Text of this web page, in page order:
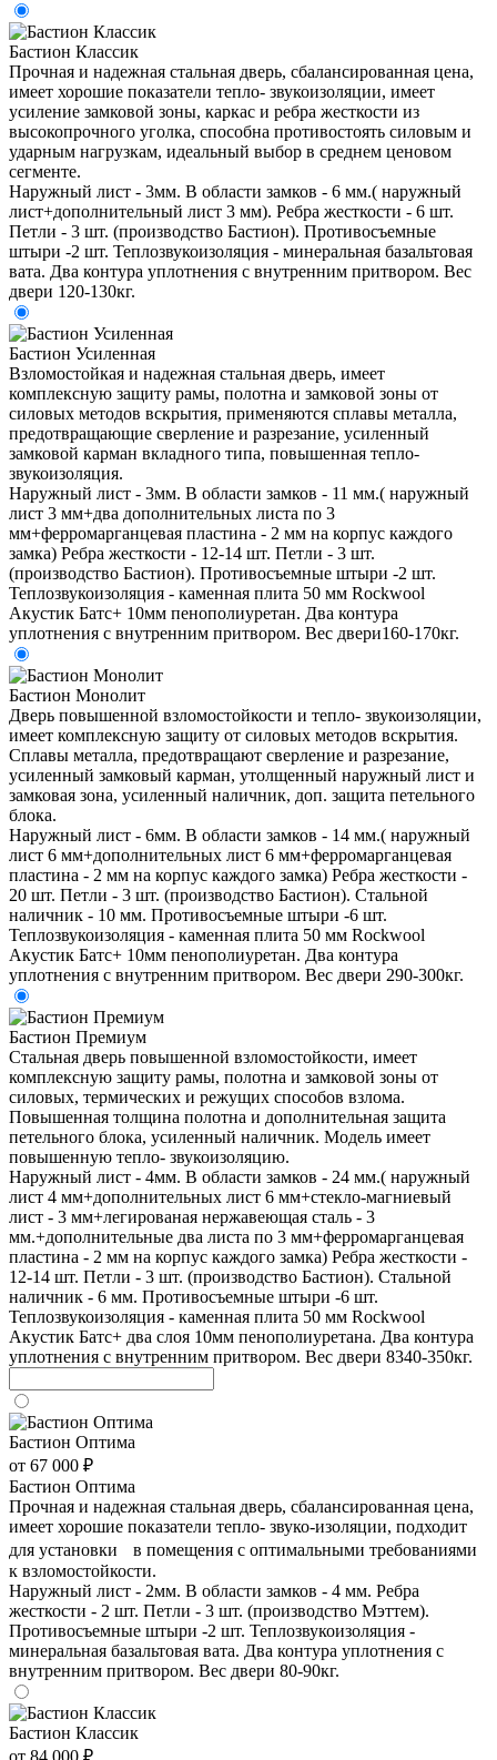
Бастион Классик
Прочная и надежная стальная дверь, сбалансированная цена,
имеет хорошие показатели тепло- звукоизоляции, имеет
усиление замковой зоны, каркас и ребра жесткости из
высокопрочного уголка, способна противостоять силовым и
ударным нагрузкам, идеальный выбор в среднем ценовом
сегменте.
Наружный лист - 3мм. В области замков - 6 мм.( наружный
лист+дополнительный лист 3 мм). Ребра жесткости - 6 шт.
Петли - 3 шт. (производство Бастион). Противосъемные
штыри -2 шт. Теплозвукоизоляция - минеральная базальтовая
вата. Два контура уплотнения с внутренним притвором. Вес
двери 120-130кг.
Бастион Усиленная
Взломостойкая и надежная стальная дверь, имеет
комплексную защиту рамы, полотна и замковой зоны от
силовых методов вскрытия, применяются сплавы металла,
предотвращающие сверление и разрезание, усиленный
замковой карман вкладного типа, повышенная тепло-
звукоизоляция.
Наружный лист - 3мм. В области замков - 11 мм.( наружный
лист 3 мм+два дополнительных листа по 3
мм+ферромарганцевая пластина - 2 мм на корпус каждого
замка) Ребра жесткости - 12-14 шт. Петли - 3 шт.
(производство Бастион). Противосъемные штыри -2 шт.
Теплозвукоизоляция - каменная плита 50 мм Rockwool
Акустик Батс+ 10мм пенополиуретан. Два контура
уплотнения с внутренним притвором. Вес двери160-170кг.
Бастион Монолит
Дверь повышенной взломостойкости и тепло- звукоизоляции,
имеет комплексную защиту от силовых методов вскрытия.
Сплавы металла, предотвращают сверление и разрезание,
усиленный замковый карман, утолщенный наружный лист и
замковая зона, усиленный наличник, доп. защита петельного
блока.
Наружный лист - 6мм. В области замков - 14 мм.( наружный
лист 6 мм+дополнительных лист 6 мм+ферромарганцевая
пластина - 2 мм на корпус каждого замка) Ребра жесткости -
20 шт. Петли - 3 шт. (производство Бастион). Стальной
наличник - 10 мм. Противосъемные штыри -6 шт.
Теплозвукоизоляция - каменная плита 50 мм Rockwool
Акустик Батс+ 10мм пенополиуретан. Два контура
уплотнения с внутренним притвором. Вес двери 290-300кг.
Бастион Премиум
Стальная дверь повышенной взломостойкости, имеет
комплексную защиту рамы, полотна и замковой зоны от
силовых, термических и режущих способов взлома.
Повышенная толщина полотна и дополнительная защита
петельного блока, усиленный наличник. Модель имеет
повышенную тепло- звукоизоляцию.
Наружный лист - 4мм. В области замков - 24 мм.( наружный
лист 4 мм+дополнительных лист 6 мм+стекло-магниевый
лист - 3 мм+легированая нержавеющая сталь - 3
мм.+дополнительные два листа по 3 мм+ферромарганцевая
пластина - 2 мм на корпус каждого замка) Ребра жесткости -
12-14 шт. Петли - 3 шт. (производство Бастион). Стальной
наличник - 6 мм. Противосъемные штыри -6 шт.
Теплозвукоизоляция - каменная плита 50 мм Rockwool
Акустик Батс+ два слоя 10мм пенополиуретана. Два контура
уплотнения с внутренним притвором. Вес двери 8340-350кг.
Бастион Оптима
от 67 000 ₽
Бастион Оптима
Прочная и надежная стальная дверь, сбалансированная цена,
имеет хорошие показатели тепло- звуко-изоляции, подходит
для установки в помещения с оптимальными требованиями
к взломостойкости.
Наружный лист - 2мм. В области замков - 4 мм. Ребра
жесткости - 2 шт. Петли - 3 шт. (производство Мэттем).
Противосъемные штыри -2 шт. Теплозвукоизоляция -
минеральная базальтовая вата. Два контура уплотнения с
внутренним притвором. Вес двери 80-90кг.
Бастион Классик
от 84 000 ₽